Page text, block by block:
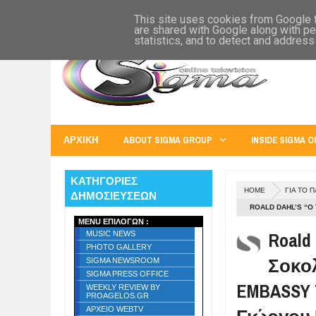
EUROPE U.S.A. AUSTRALIA
ΑΡΧΙΚΗ ABOUT SIGMA GROUP INSIDE SIGMA
HOME ΓΙΑ ΤΟ
ROALD DAHL’S
ΚΑΤΗΓΟΡΙΕΣ
ΔΗΜΟΣΙΕΥΣΕΩΝ
MENU ΕΠΙΛΟΓΩΝ :
MUSIC NEWS
PHOTO GALLERY
SIGMA NEWSROOM
SIGMA PRESS OFFICE
WEEKLY REVIEW BY
PROAGELOS.GR
ΑΡΧΕΙΟ WEBTV
This site uses cookies from Google
are shared with Google along with
statistics, and to detect and address